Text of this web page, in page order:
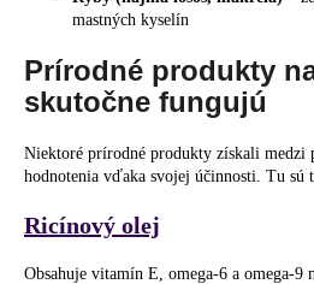
mastných kyselín
Prírodné produkty
skutočne fungujú
Niektoré prírodné produkty získali medzi
hodnotenia vďaka svojej účinnosti. Tu sú
Ricínový olej
Obsahuje vitamín E, omega-6 a omega-9